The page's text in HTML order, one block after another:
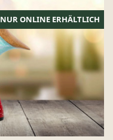
NUR ONLINE ERHÄLTLICH